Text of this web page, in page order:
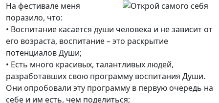
На фестивале меня
поразило, что:
• Воспитание касается души человека и не зависит от
его возраста, воспитание – это раскрытие
потенциалов Души;
• Есть много красивых, талантливых людей,
разработавших свою программу воспитания Души.
Они опробовали эту программу в первую очередь на
себе и им есть, чем поделиться;